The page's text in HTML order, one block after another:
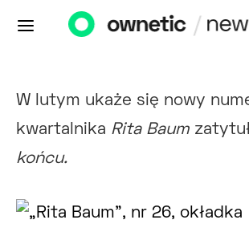
W lutym ukaże się nowy
kwartalnika Rita Baum
końcu.